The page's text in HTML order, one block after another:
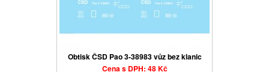
Obtisk ČSD Pao 3-38983 vůz bez klanic
Cena s DPH: 48 Kč